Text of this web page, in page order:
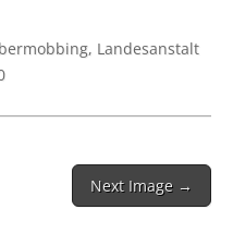
Lan­des­an­stalt
Next Image →